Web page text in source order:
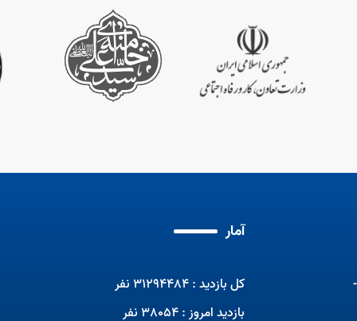
آمار
کل بازدید : 31294484 نفر
بازدید امروز : 38054 نفر